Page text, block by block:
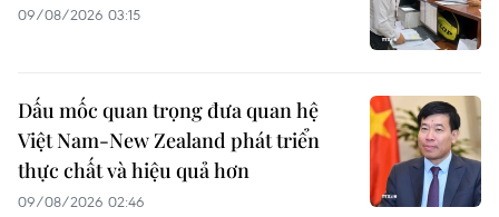
09/08/2026 03:15
Dấu mốc quan trọng đưa quan hệ
Việt Nam-New Zealand phát triển
thực chất và hiệu quả hơn
09/08/2026 02:46